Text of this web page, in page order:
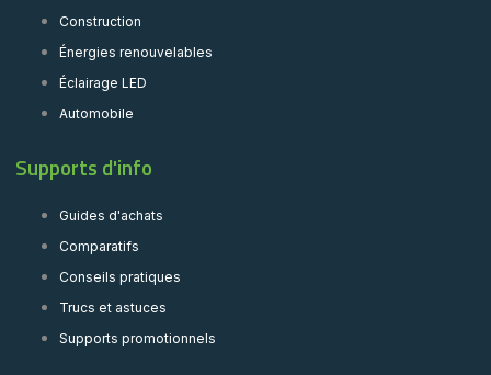
Construction
Énergies renouvelables
Éclairage LED
Automobile
Supports d'info
Guides d'achats
Comparatifs
Conseils pratiques
Trucs et astuces
Supports promotionnels